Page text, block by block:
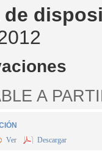
de
A
Ver Descargar